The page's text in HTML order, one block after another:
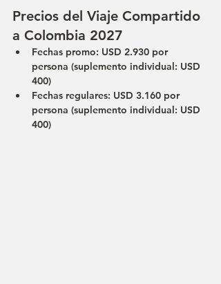
Precios del Viaje Compartido
a Colombia 2027
Fechas promo: USD 2.930 por
persona (suplemento individual: USD
400)
Fechas regulares: USD 3.160 por
persona (suplemento individual: USD
400)